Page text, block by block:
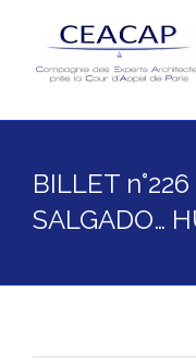
content
BILLET
SALGADO…